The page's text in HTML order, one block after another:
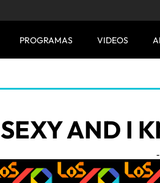
PROGRAMAS VIDEOS
SEXY AND I
-